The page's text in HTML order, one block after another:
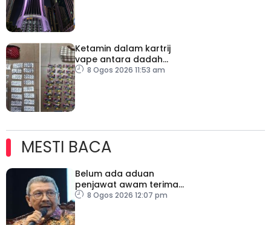
Ketamin dalam kartrij
vape antara dadah
dirampas, seorang lelaki
8 Ogos 2026 11:53 am
MESTI BACA
Belum ada aduan
penjawat awam terima
tekanan daripada ahli
8 Ogos 2026 12:07 pm